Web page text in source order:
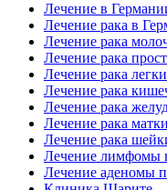
Лечение в
Лечение рака в
Лечение рака
Лечение рака
Лечение рака
Лечение рака
Лечение рака
Лечение рака
Лечение рака
Лечение лимфомы
Лечение аденомы